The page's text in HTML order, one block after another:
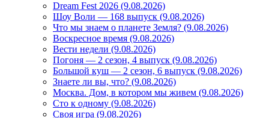
Dream Fest 2026 (9.08.2026)
Шоу Воли — 168 выпуск (9.08.2026)
Что мы знаем о планете Земля? (9.08.2026)
Воскресное время (9.08.2026)
Вести недели (9.08.2026)
Погоня — 2 сезон, 4 выпуск (9.08.2026)
Большой куш — 2 сезон, 6 выпуск (9.08.2026)
Знаете ли вы, что? (9.08.2026)
Mосква. Дом, в котором мы живем (9.08.2026)
Сто к одному (9.08.2026)
Своя игра (9.08.2026)